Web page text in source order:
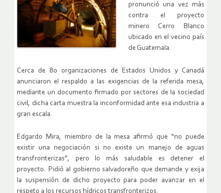
pronunció una vez más
contra el proyecto
minero Cerro Blanco
ubicado en el vecino país
de Guatemala.
Cerca de 80 organizaciones de Estados Unidos y Canadá
anunciaron el respaldo a las exigencias de la referida mesa,
mediante un documento firmado por sectores de la sociedad
civil, dicha carta muestra la inconformidad ante esa industria a
gran escala.
Edgardo Mira, miembro de la mesa afirmó que “no puede
existir una negociación si no existe un manejo de aguas
transfronterizas”, pero lo más saludable es detener el
proyecto. Pidió al gobierno salvadoreño que demande y exija
la suspensión de dicho proyecto para poder avanzar en el
respeto a los recursos hídricos transfronterizos.